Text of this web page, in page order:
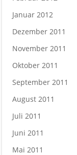
Januar 2012
Dezember 2011
November 2011
Oktober 2011
September 2011
August 2011
Juli 2011
Juni 2011
Mai 2011